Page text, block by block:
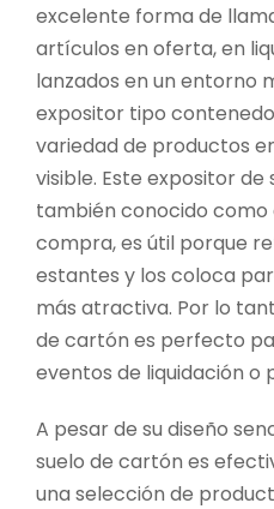
excelente forma de
artículos en oferta, en
lanzados en un entorno
expositor tipo
variedad de productos
visible. Este expositor
también conocido
compra, es útil porque
estantes y los coloca
más atractiva. Por lo
de cartón es perfecto
eventos de liquidación o
A pesar de su diseño
suelo de cartón es
una selección de